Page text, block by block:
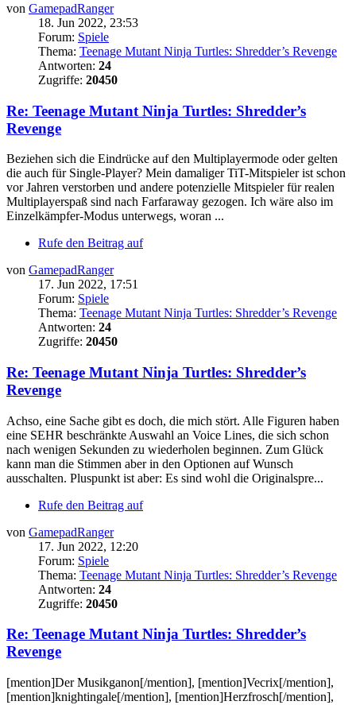
von GamepadRanger
18. Jun 2022, 23:53
Forum: Spiele
Thema: Teenage Mutant Ninja Turtles: Shredder’s Revenge
Antworten: 24
Zugriffe: 20450
Re: Teenage Mutant Ninja Turtles: Shredder’s
Revenge
Beziehen sich die Eindrücke auf den Multiplayermode oder gelten
die auch für Single-Player? Mein damaliger TiT-Mitspieler ist schon
vor Jahren verstorben und andere potenzielle Mitspieler für realen
Multiplayerspaß sind nach Farfaraway gezogen. Ich wäre also im
Einzelkämpfer-Modus unterwegs, woran ...
Rufe den Beitrag auf
von GamepadRanger
17. Jun 2022, 17:51
Forum: Spiele
Thema: Teenage Mutant Ninja Turtles: Shredder’s Revenge
Antworten: 24
Zugriffe: 20450
Re: Teenage Mutant Ninja Turtles: Shredder’s
Revenge
Achso, eine Sache gibt es doch, die mich stört. Alle Figuren haben
eine SEHR beschränkte Auswahl an Voice Lines, die sich schon
nach wenigen Sekunden zu wiederholen beginnen. Zum Glück
kann man die Stimmen aber in den Optionen auf Wunsch
ausschalten. Pluspunkt ist aber: Es sind wohl die Originalspre...
Rufe den Beitrag auf
von GamepadRanger
17. Jun 2022, 12:20
Forum: Spiele
Thema: Teenage Mutant Ninja Turtles: Shredder’s Revenge
Antworten: 24
Zugriffe: 20450
Re: Teenage Mutant Ninja Turtles: Shredder’s
Revenge
[mention]Der Musikganon[/mention], [mention]Vecrix[/mention],
[mention]knightingale[/mention], [mention]Herzfrosch[/mention],